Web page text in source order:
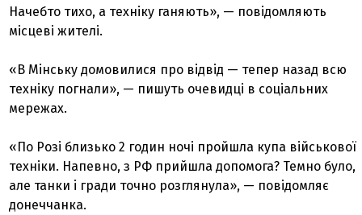
Начебто тихо, а техніку ганяють», — повідомляють
місцеві жителі.
«В Мінську домовилися про відвід — тепер назад всю
техніку погнали», — пишуть очевидці в соціальних
мережах.
«По Розі близько 2 годин ночі пройшла купа військової
техніки. Напевно, з РФ прийшла допомога? Темно було,
але танки і гради точно розглянула», — повідомляє
донеччанка.